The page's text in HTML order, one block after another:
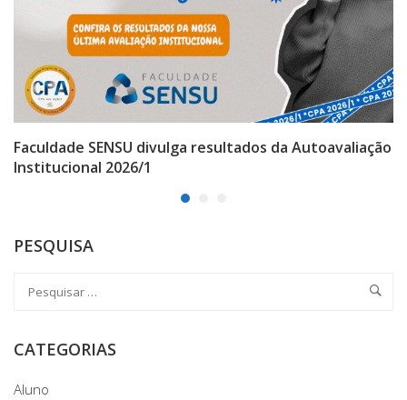
Faculdade SENSU divulga resultados da Autoavaliação
Institucional 2026/1
PESQUISA
CATEGORIAS
Aluno